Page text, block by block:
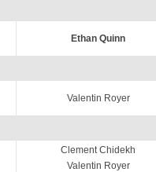
Ethan Quinn
Valentin Royer
Clement Chidekh
Valentin Royer